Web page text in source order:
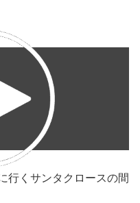
行くサンタクロースの間